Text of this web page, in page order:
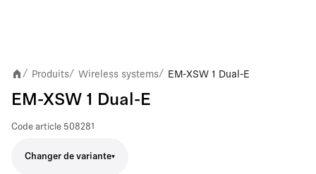
/ Produits/ Wireless systems/ EM-XSW 1 Dual-E
EM-XSW 1 Dual-E
Code article 508281
Changer de variante